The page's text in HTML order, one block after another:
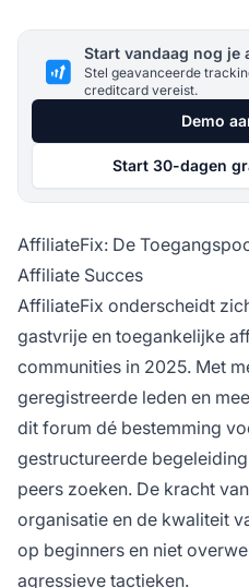
Start vandaag nog je
Stel geavanceerde
creditcard vereist.
Demo
Start 30-dagen
AffiliateFix: De
Affiliate Succes
AffiliateFix onderscheidt
gastvrije en toegankelijke
communities in 2025. Met
geregistreerde leden en
dit forum dé bestemming
gestructureerde
peers zoeken. De kracht
organisatie en de kwaliteit
op beginners en niet
agressieve tactieken.